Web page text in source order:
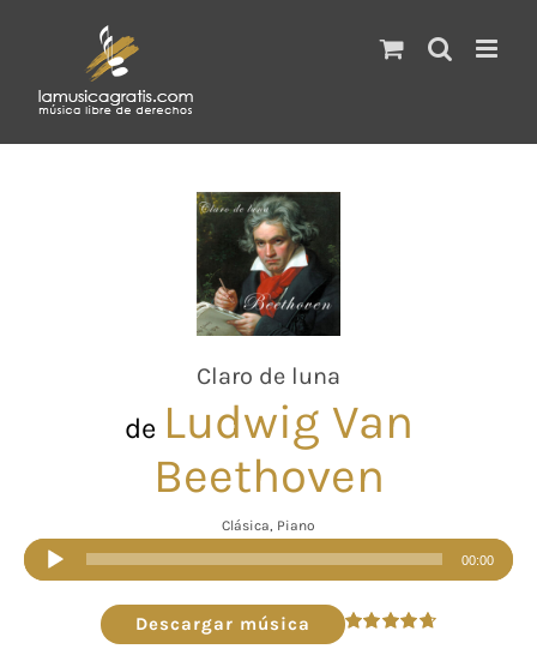
Claro de luna
de Ludwig Van
Beethoven
Clásica, Piano
Reproductor
de
audio
00:00
Descargar música